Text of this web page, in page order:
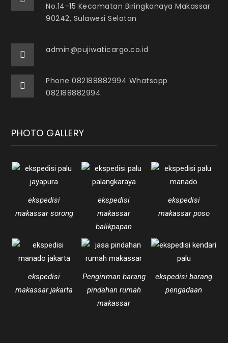
No.14-15 Kecamatan Biringkanaya Makassar
90242, Sulawesi Selatan
admin@pujiwaticargo.co.id
Phone 082188882994 Whatsapp
082188882994
PHOTO GALLERY
ekspedisi
makassar sorong
ekspedisi
makassar
balikpapan
ekspedisi
makassar poso
ekspedisi
makassar jakarta
Pengiriman barang
pindahan rumah
makassar
ekspedisi barang
pengadaan